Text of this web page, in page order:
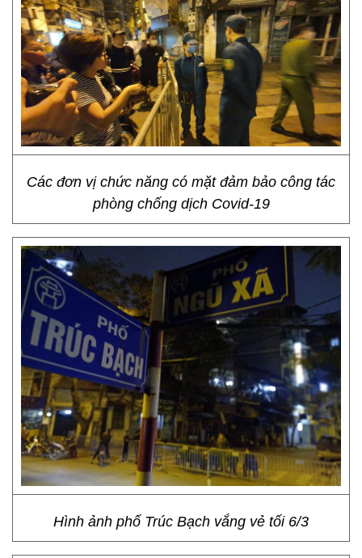
Các đơn vị chức năng có mặt đảm bảo công tác
phòng chống dịch Covid-19
Hình ảnh phố Trúc Bạch vắng vẻ tối 6/3